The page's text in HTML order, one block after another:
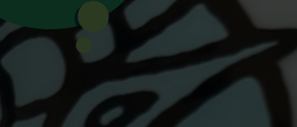
Tintin
auteur(s)